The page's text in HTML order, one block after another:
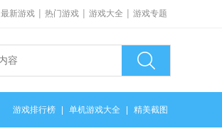
最新游戏 | 热门游戏 | 游戏大全 | 游戏专题
游戏排行榜 单机游戏大全 精美截图